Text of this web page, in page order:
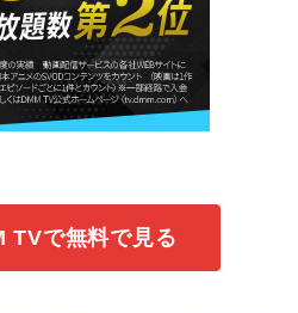
TVで無料で見る